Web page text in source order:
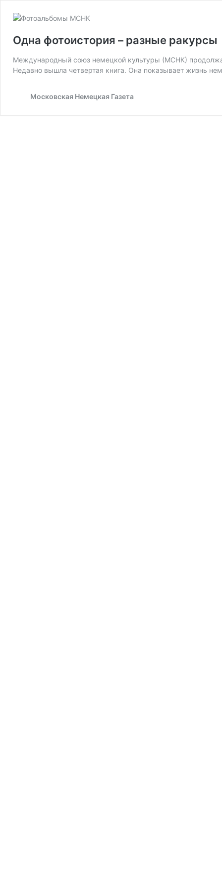
Одна фотоистория – разные ракурсы
Международный союз немецкой культуры (МСНК)
Недавно вышла четвертая книга. Она показывает жизнь
Московская Немецкая Газета